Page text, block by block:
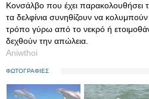
Κονσάλβο που έχει παρακολουθήσει
τα δελφίνια συνηθίζουν να
τρόπο γύρω από το νεκρό ή
δεχθούν την απώλεια.
Aniwthoi
ΦΩΤΟΓΡΑΦΙΕΣ